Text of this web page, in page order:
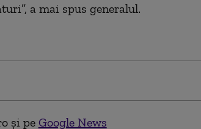
a mai spus generalul.
și pe Google News